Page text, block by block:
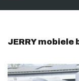
JERRY